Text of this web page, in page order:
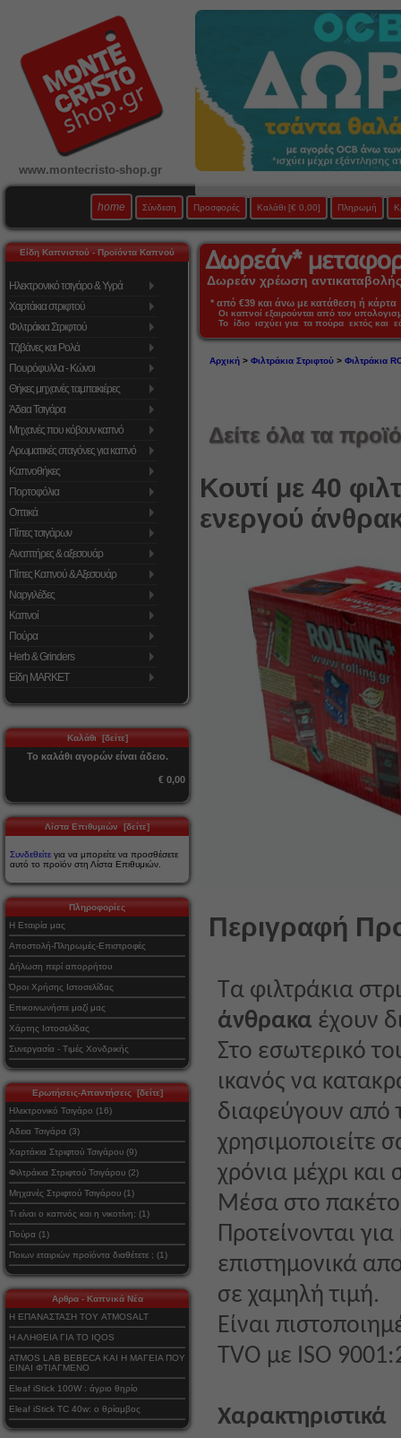
www.montecristo-shop.gr
home Σύνδεση Προσφορές Καλάθι [€ 0,00] Πληρωμή
Είδη Καπνιστού - Προϊόντα Καπνού
Ηλεκτρονικό τσιγάρο & Υγρά
Χαρτάκια στριφτού
Φιλτράκια Στριφτού
Τζιβάνες και Ρολά
Πουρόφυλλα - Κώνοι
Θήκες μηχανές ταμπακιέρες
Άδεια Τσιγάρα
Μηχανές που κόβουν καπνό
Αρωματικές σταγόνες για καπνό
Καπνοθήκες
Πορτοφόλια
Οπτικά
Πίπες τσιγάρων
Αναπτήρες & αξεσουάρ
Πίπες Καπνού & Αξεσουάρ
Ναργιλέδες
Καπνοί
Πούρα
Herb & Grinders
Είδη MARKET
Καλάθι [δείτε]
Το καλάθι αγορών είναι άδειο.
€ 0,00
Λίστα Επιθυμιών [δείτε]
Συνδεθείτε για να μπορείτε να προσθέσετε
αυτό το προϊόν στη Λίστα Επιθυμιών.
Πληροφορίες
Η Εταιρία μας
Αποστολή-Πληρωμές-Επιστροφές
Δήλωση περί απορρήτου
Όροι Χρήσης Ιστοσελίδας
Επικοινωνήστε μαζί μας
Χάρτης Ιστοσελίδας
Συνεργασία - Τιμές Χονδρικής
Ερωτήσεις-Απαντήσεις [δείτε]
Ηλεκτρονικό Τσιγάρο (16)
Αδεια Τσιγάρα (3)
Χαρτάκια Στριφτού Τσιγάρου (9)
Φιλτράκια Στριφτού Τσιγάρου (2)
Μηχανές Στριφτού Τσιγάρου (1)
Τι είναι ο καπνός και η νικοτίνη; (1)
Πούρα (1)
Ποιων εταιριών προϊόντα διαθέτετε ; (1)
Αρθρα - Καπνικά Νέα
Η ΕΠΑΝΑΣΤΑΣΗ ΤΟΥ ATMOSALT
Η ΑΛΗΘΕΙΑ ΓΙΑ ΤΟ IQOS
ATMOS LAB BEBECA ΚΑΙ Η ΜΑΓΕΙΑ ΠΟΥ
ΕΙΝΑΙ ΦΤΙΑΓΜΕΝΟ
Eleaf iStick 100W : άγριο θηρίο
Eleaf iStick TC 40w: ο θρίαμβος
Δωρεάν χρέωση
* από €39 και άνω με κατάθεση ή
Οι καπνοί εξαιρούνται από τον
Το ίδιο ισχύει για τα πούρα εκτός και
Αρχική> Φιλτράκια Στριφτού> Φιλτράκια
Δείτε όλα τα
Κουτί με 40
ενεργού
Περιγραφή
Τα φιλτράκια
άνθρακα έχουν
Στο εσωτερικό
ικανός να
διαφεύγουν από
χρησιμοποιείτε
χρόνια μέχρι και
Μέσα στο πακέτο
Προτείνονται
επιστημονικά
σε χαμηλή τιμή.
Είναι
TVO με ISO
Χαρακτηριστικά